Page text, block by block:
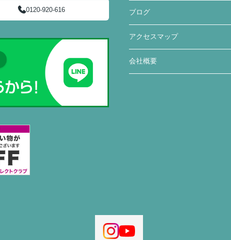
0120-920-616 ブログ
アクセスマップ
会社概要